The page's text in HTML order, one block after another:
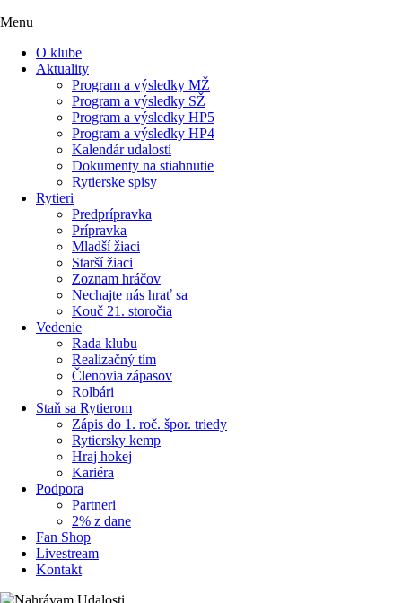
Menu
O klube
Aktuality
Program a výsledky MŽ
Program a výsledky SŽ
Program a výsledky HP5
Program a výsledky HP4
Kalendár udalostí
Dokumenty na stiahnutie
Rytierske spisy
Rytieri
Predprípravka
Prípravka
Mladší žiaci
Starší žiaci
Zoznam hráčov
Nechajte nás hrať sa
Kouč 21. storočia
Vedenie
Rada klubu
Realizačný tím
Členovia zápasov
Rolbári
Staň sa Rytierom
Zápis do 1. roč. špor. triedy
Rytiersky kemp
Hraj hokej
Kariéra
Podpora
Partneri
2% z dane
Fan Shop
Livestream
Kontakt